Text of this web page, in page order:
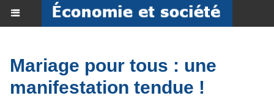
Mariage pour tous : une
manifestation tendue !